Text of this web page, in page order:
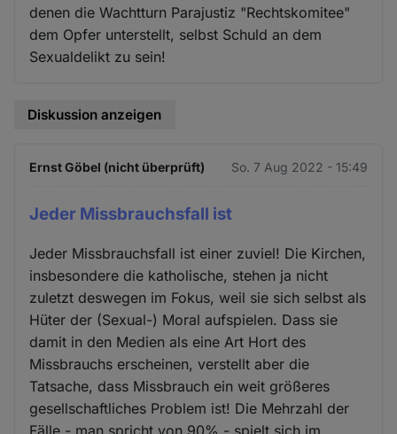
denen die Wachtturn Parajustiz "Rechtskomitee"
dem Opfer unterstellt, selbst Schuld an dem
Sexualdelikt zu sein!
Diskussion anzeigen
Ernst Göbel (nicht überprüft) So. 7 Aug 2022 - 15:49
Jeder Missbrauchsfall ist
Jeder Missbrauchsfall ist einer zuviel! Die Kirchen,
insbesondere die katholische, stehen ja nicht
zuletzt deswegen im Fokus, weil sie sich selbst als
Hüter der (Sexual-) Moral aufspielen. Dass sie
damit in den Medien als eine Art Hort des
Missbrauchs erscheinen, verstellt aber die
Tatsache, dass Missbrauch ein weit größeres
gesellschaftliches Problem ist! Die Mehrzahl der